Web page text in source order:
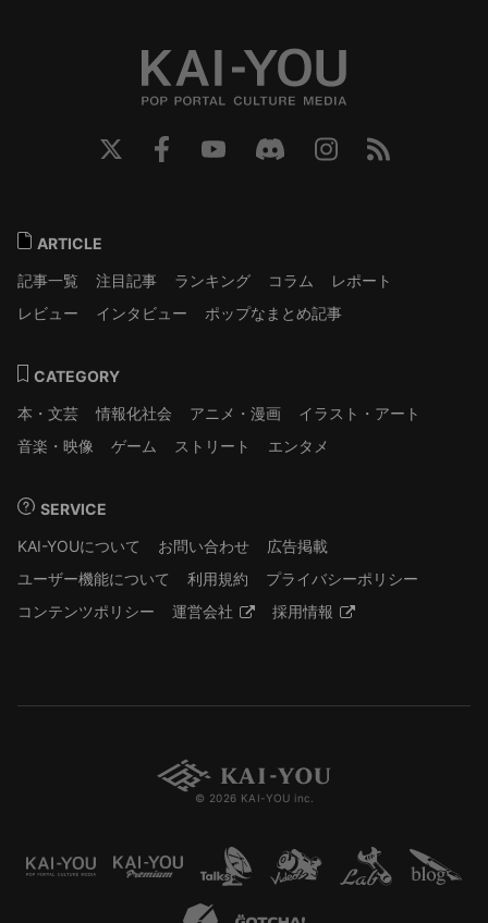
ARTICLE
記事一覧
注目記事 ランキング コラム
レポート
レビュー
インタビュー ポップなまとめ記事
CATEGORY
本・文芸
情報化社会 アニメ・漫画
イラスト・アート
音楽・映像
ゲーム ストリート エンタメ
SERVICE
KAI-YOUについて
お問い合わせ
広告掲載
ユーザー機能について
利用規約
プライバシーポリシー
コンテンツポリシー
運営会社 採用情報
© 2026 KAI-YOU inc.